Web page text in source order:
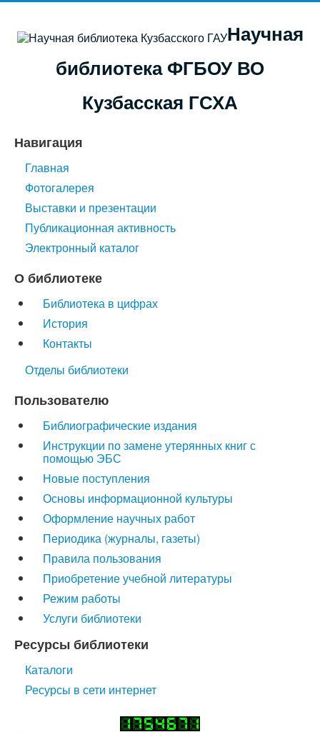
Научная
библиотека ФГБОУ ВО
Кузбасская ГСХА
Навигация
Главная
Фотогалерея
Выставки и презентации
Публикационная активность
Электронный каталог
О библиотеке
Библиотека в цифрах
История
Контакты
Отделы библиотеки
Пользователю
Библиографические издания
Инструкции по замене утерянных книг с
помощью ЭБС
Новые поступления
Основы информационной культуры
Оформление научных работ
Периодика (журналы, газеты)
Правила пользования
Приобретение учебной литературы
Режим работы
Услуги библиотеки
Ресурсы библиотеки
Каталоги
Ресурсы в сети интернет